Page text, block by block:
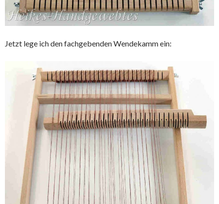
Jetzt lege ich den fachgebenden Wendekamm ein: